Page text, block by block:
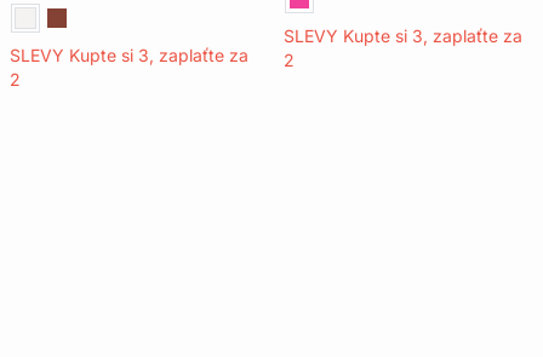
SLEVY Kupte si 3, zaplaťte za
2
SLEVY Kupte si 3, zaplaťte za
2